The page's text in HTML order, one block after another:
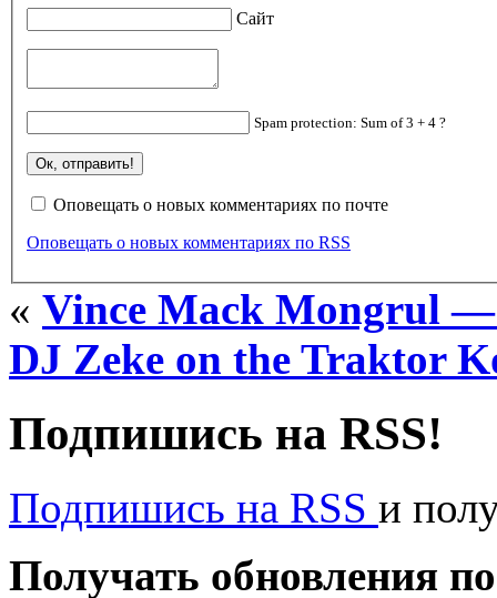
Сайт
Spam protection: Sum of 3 + 4 ?
Оповещать о новых комментариях по почте
Оповещать о новых комментариях по RSS
« Vince Mack Mongrul —
DJ Zeke on the Traktor
Подпишись на RSS!
Подпишись на RSS и
Получать обновления